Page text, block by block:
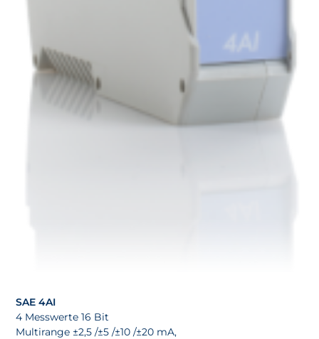
SAE 4AI
4 Messwerte 16 Bit
Multirange ±2,5 /±5 /±10 /±20 mA,